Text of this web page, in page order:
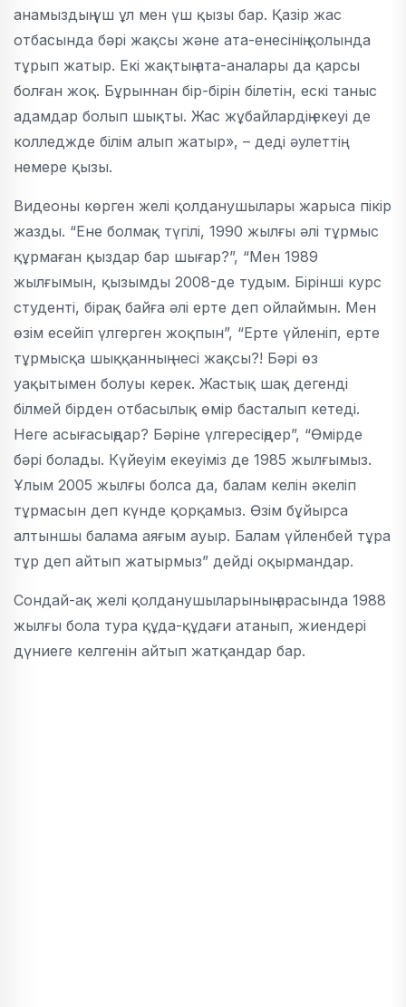
анамыздың үш ұл мен үш қызы бар. Қазір жас
отбасында бәрі жақсы және ата-енесінің қолында
тұрып жатыр. Екі жақтың ата-аналары да қарсы
болған жоқ. Бұрыннан бір-бірін білетін, ескі таныс
адамдар болып шықты. Жас жұбайлардің екеуі де
колледжде білім алып жатыр», – деді әулеттің
немере қызы.
Видеоны көрген желі қолданушылары жарыса пікір
жазды. “Ене болмақ түгілі, 1990 жылғы әлі тұрмыс
құрмаған қыздар бар шығар?”, “Мен 1989
жылғымын, қызымды 2008-де тудым. Бірінші курс
студенті, бірақ байға әлі ерте деп ойлаймын. Мен
өзім есейіп үлгерген жоқпын”, “Ерте үйленіп, ерте
тұрмысқа шыққанның несі жақсы?! Бәрі өз
уақытымен болуы керек. Жастық шақ дегенді
білмей бірден отбасылық өмір басталып кетеді.
Неге асығасыңдар? Бәріне үлгересіңдер”, “Өмірде
бәрі болады. Күйеуім екеуіміз де 1985 жылғымыз.
Ұлым 2005 жылғы болса да, балам келін әкеліп
тұрмасын деп күнде қорқамыз. Өзім бұйырса
алтыншы балама аяғым ауыр. Балам үйленбей тұра
тұр деп айтып жатырмыз” дейді оқырмандар.
Сондай-ақ желі қолданушыларының арасында 1988
жылғы бола тура құда-құдағи атанып, жиендері
дүниеге келгенін айтып жатқандар бар.